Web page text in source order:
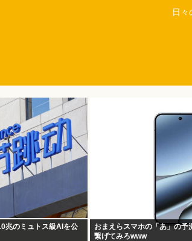
日々
兆のミュトス級AIを公
おまえらスマホの「あ」の予
繋げてみろwww